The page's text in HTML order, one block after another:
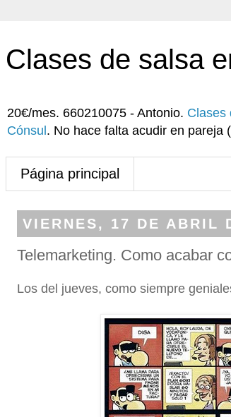
Clases de salsa
20€/mes. 660210075 - Antonio. Clases
Cónsul . No hace falta acudir en pareja
Página principal
VIERNES, 17 DE ABRIL
Telemarketing. Como acabar
Los del jueves, como siempre